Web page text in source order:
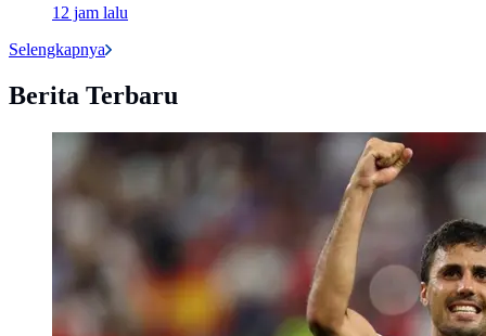
12 jam lalu
Selengkapnya
Berita Terbaru